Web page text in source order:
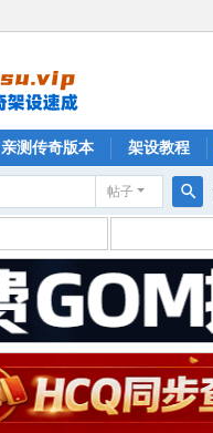
亲测传奇版本 架设教程
帖子
搜
索